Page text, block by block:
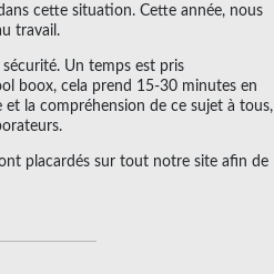
cette situation. Cette année, nous
travail.
Un temps est pris
boox, cela prend 15-30 minutes en
la compréhension de ce sujet à tous,
placardés sur tout notre site afin de